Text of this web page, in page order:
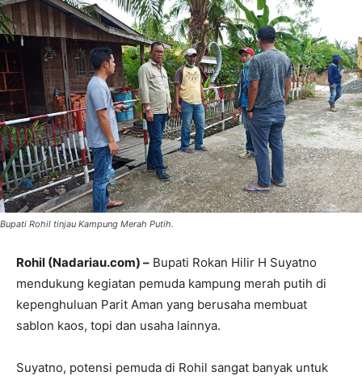
Bupati Rohil tinjau Kampung Merah Putih.
Rohil (Nadariau.com) – Bupati Rokan Hilir H Suyatno
mendukung kegiatan pemuda kampung merah putih di
kepenghuluan Parit Aman yang berusaha membuat
sablon kaos, topi dan usaha lainnya.
Suyatno, potensi pemuda di Rohil sangat banyak untuk